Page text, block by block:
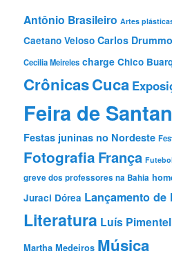
Antônio Brasileiro Artes
Caetano Veloso Carlos
Cecilia Meireles charge Chico
CrônicasCuca
Feira de
Festas juninas no Nordeste
Fotografia França
greve dos professores na Bahia
Juraci Dórea Lançamento de
Literatura Luís Pimentel
Martha Medeiros Música